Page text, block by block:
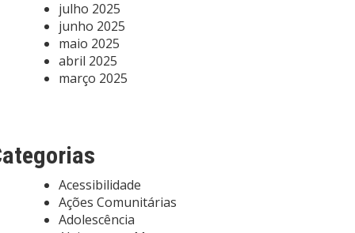
julho 2025
junho 2025
maio 2025
abril 2025
março 2025
Acessibilidade
Ações Comunitárias
Adolescência